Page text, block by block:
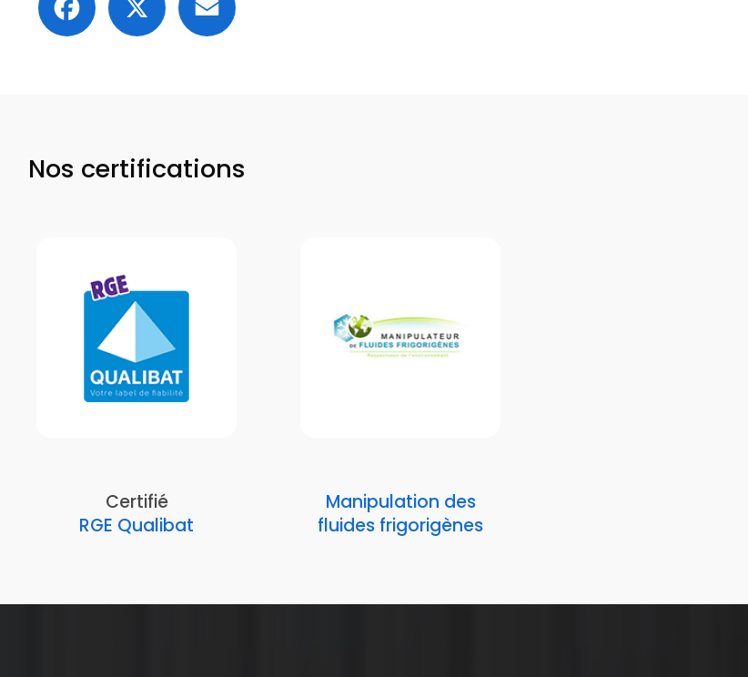
Nos certifications
Certifié
RGE Qualibat
Manipulation des
fluides frigorigènes